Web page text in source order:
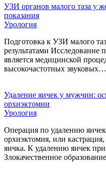
УЗИ органов малого таза у
показания
Урология
Подготовка к УЗИ малого
результатами
является медицинской
высокочастотных звуковых…
Удаление яичек у мужчин:
орхиэктомии
Урология
Операция по удалению
орхиэктомия, или
яичка. К удалению яичек
Злокачественное